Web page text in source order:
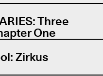
Three
One
Zirkus